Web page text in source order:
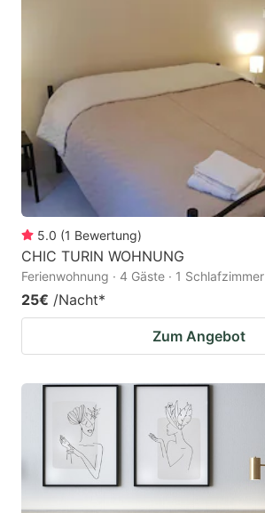
5.0 (1 Bewertung)
CHIC TURIN WOHNUNG
Ferienwohnung · 4 Gäste · 1 Schlafzimmer
25€ /Nacht*
Zum Angebot